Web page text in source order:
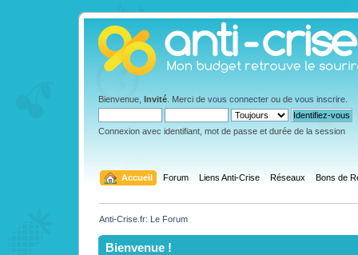
Bienvenue, Invité . Merci de vous connecter ou de vous inscrire
Connexion avec identifiant, mot de passe et durée de la session
Accueil Forum Liens Anti-Crise Réseaux Bons de
Anti-Crise.fr: Le Forum
Bienvenue !